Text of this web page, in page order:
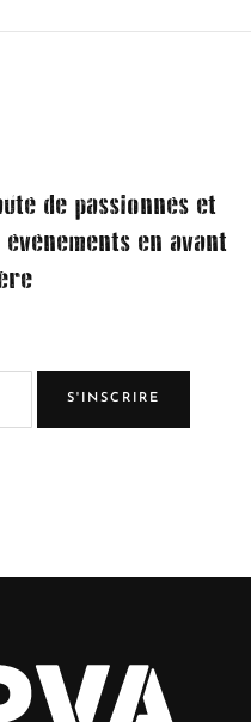
de passionnés et
en avant
S'INSCRIRE